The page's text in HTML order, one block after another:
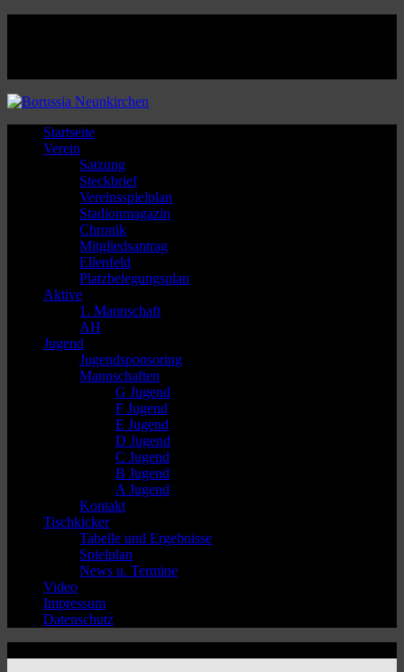
Startseite
Verein
Satzung
Steckbrief
Vereinsspielplan
Stadionmagazin
Chronik
Mitgliedsantrag
Ellenfeld
Platzbelegungsplan
Aktive
1. Mannschaft
AH
Jugend
Jugendsponsoring
Mannschaften
G Jugend
F Jugend
E Jugend
D Jugend
C Jugend
B Jugend
A Jugend
Kontakt
Tischkicker
Tabelle und Ergebnisse
Spielplan
News u. Termine
Video
Impressum
Datenschutz